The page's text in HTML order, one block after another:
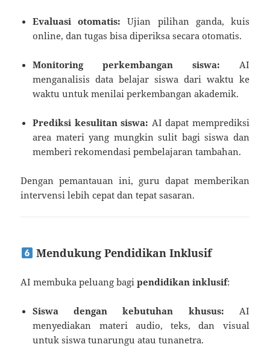
Evaluasi otomatis: Ujian pilihan ganda, kuis
online, dan tugas bisa diperiksa secara otomatis.
Monitoring perkembangan siswa: AI
menganalisis data belajar siswa dari waktu ke
waktu untuk menilai perkembangan akademik.
Prediksi kesulitan siswa: AI dapat memprediksi
area materi yang mungkin sulit bagi siswa dan
memberi rekomendasi pembelajaran tambahan.
Dengan pemantauan ini, guru dapat memberikan
intervensi lebih cepat dan tepat sasaran.
Mendukung Pendidikan Inklusif
AI membuka peluang bagipendidikan inklusif:
Siswa dengan kebutuhan khusus: AI
menyediakan materi audio, teks, dan visual
untuk siswa tunarungu atau tunanetra.